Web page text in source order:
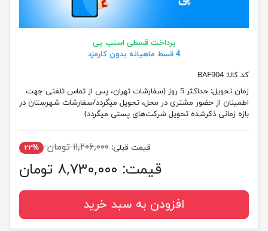
پرداخت قسطی اسنپ پی
4 قسط ماهیانه بدون کارمزد
کد کالا: BAF904
زمان تحویل:
حداکثر 5 روز (سفارشات تهران، پس از تماس تلفنی جهت
اطمینان از حضور مشتری در محل، تحویل میگردد/سفارشات شهرستان در
بازه زمانی ذکرشده تحویل شرکت‌های پستی میگردد)
قیمت قبلی: ۱۱,۲۰۶,۰۰۰ تومان ۲۲%
قیمت: ۸,۷۳۰,۰۰۰ تومان
افزودن به سبد خرید